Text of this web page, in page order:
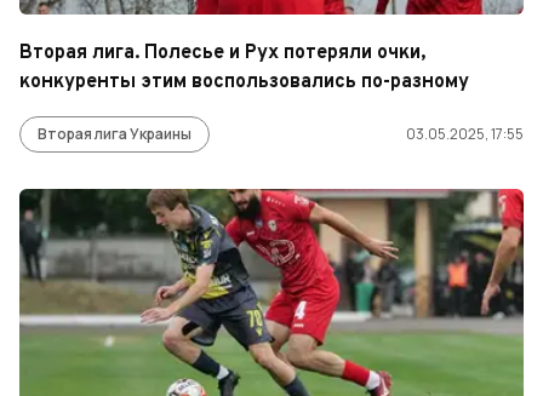
Вторая лига. Полесье и Рух потеряли очки,
конкуренты этим воспользовались по-разному
Вторая лига Украины 03.05.2025, 17:55